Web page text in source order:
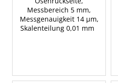
Messbereich 5 mm,
Messgenauigkeit 14 μm,
Skalenteilung 0,01 mm